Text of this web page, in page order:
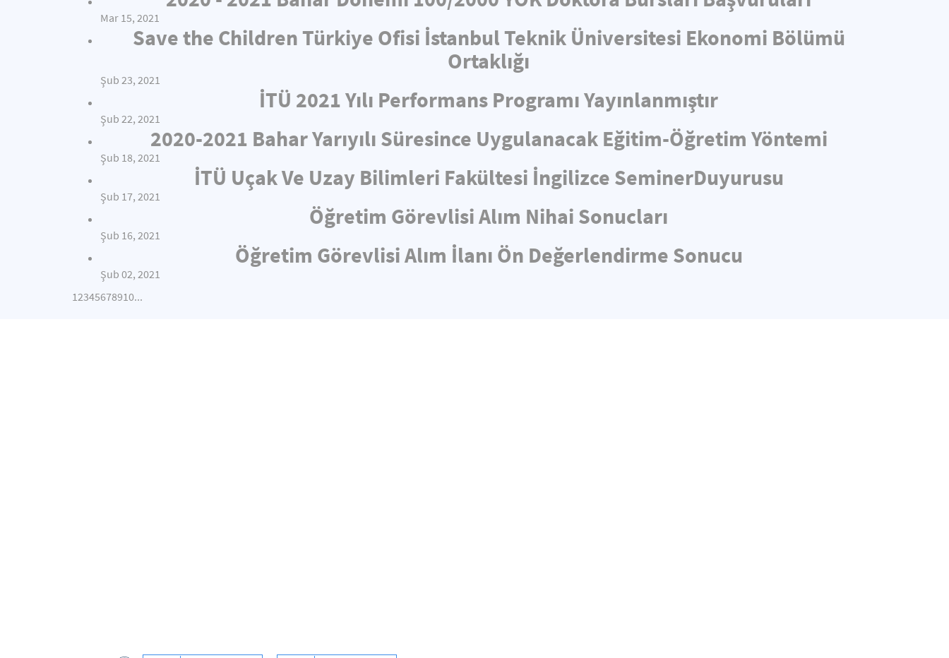
Mar 15, 2021
Save the Children Türkiye Ofisi İstanbul Teknik Üniversitesi Ekonomi Bölümü
Ortaklığı
Şub 23, 2021
İTÜ 2021 Yılı Performans Programı Yayınlanmıştır
Şub 22, 2021
2020-2021 Bahar Yarıyılı Süresince Uygulanacak Eğitim-Öğretim Yöntemi
Şub 18, 2021
İTÜ Uçak Ve Uzay Bilimleri Fakültesi İngilizce SeminerDuyurusu
Şub 17, 2021
Öğretim Görevlisi Alım Nihai Sonucları
Şub 16, 2021
Öğretim Görevlisi Alım İlanı Ön Değerlendirme Sonucu
Şub 02, 2021
12345678910...